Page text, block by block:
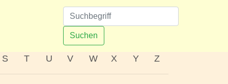
Suchen
S T U V W X Y Z